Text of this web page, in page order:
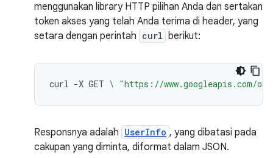
menggunakan library HTTP pilihan Anda dan sertakan
token akses yang telah Anda terima di header, yang
setara dengan perintah curl berikut:
curl -X GET \ "https://www.googleapis.com/
Responsnya adalah UserInfo , yang dibatasi pada
cakupan yang diminta, diformat dalam JSON.